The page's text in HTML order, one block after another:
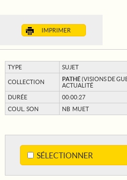
IMPRIMER
TYPE SUJET
COLLECTION PATHÉ(VISIONS DE
ACTUALITÉ
DURÉE
00:00:27
COUL. SON
NB MUET
SÉLECTIONNER